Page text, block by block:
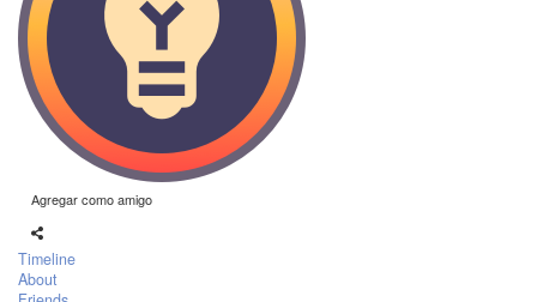
Agregar como amigo
Timeline
About